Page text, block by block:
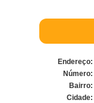
Endereço:
Número:
Bairro:
Cidade: